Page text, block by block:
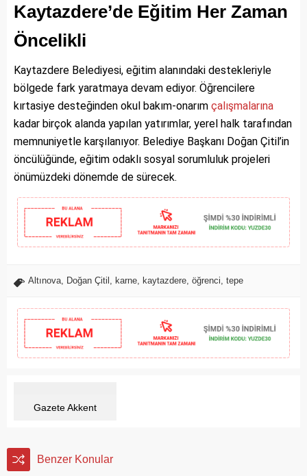
Kaytazdere’de Eğitim Her Zaman
Öncelikli
Kaytazdere Belediyesi, eğitim alanındaki destekleriyle
bölgede fark yaratmaya devam ediyor. Öğrencilere
kırtasiye desteğinden okul bakım-onarım çalışmalarına
kadar birçok alanda yapılan yatırımlar, yerel halk tarafından
memnuniyetle karşılanıyor. Belediye Başkanı Doğan Çitil’in
öncülüğünde, eğitim odaklı sosyal sorumluluk projeleri
önümüzdeki dönemde de sürecek.
Altınova Doğan Çitil karne kaytazdere öğrenci tepe
Gazete Akkent
Benzer Konular